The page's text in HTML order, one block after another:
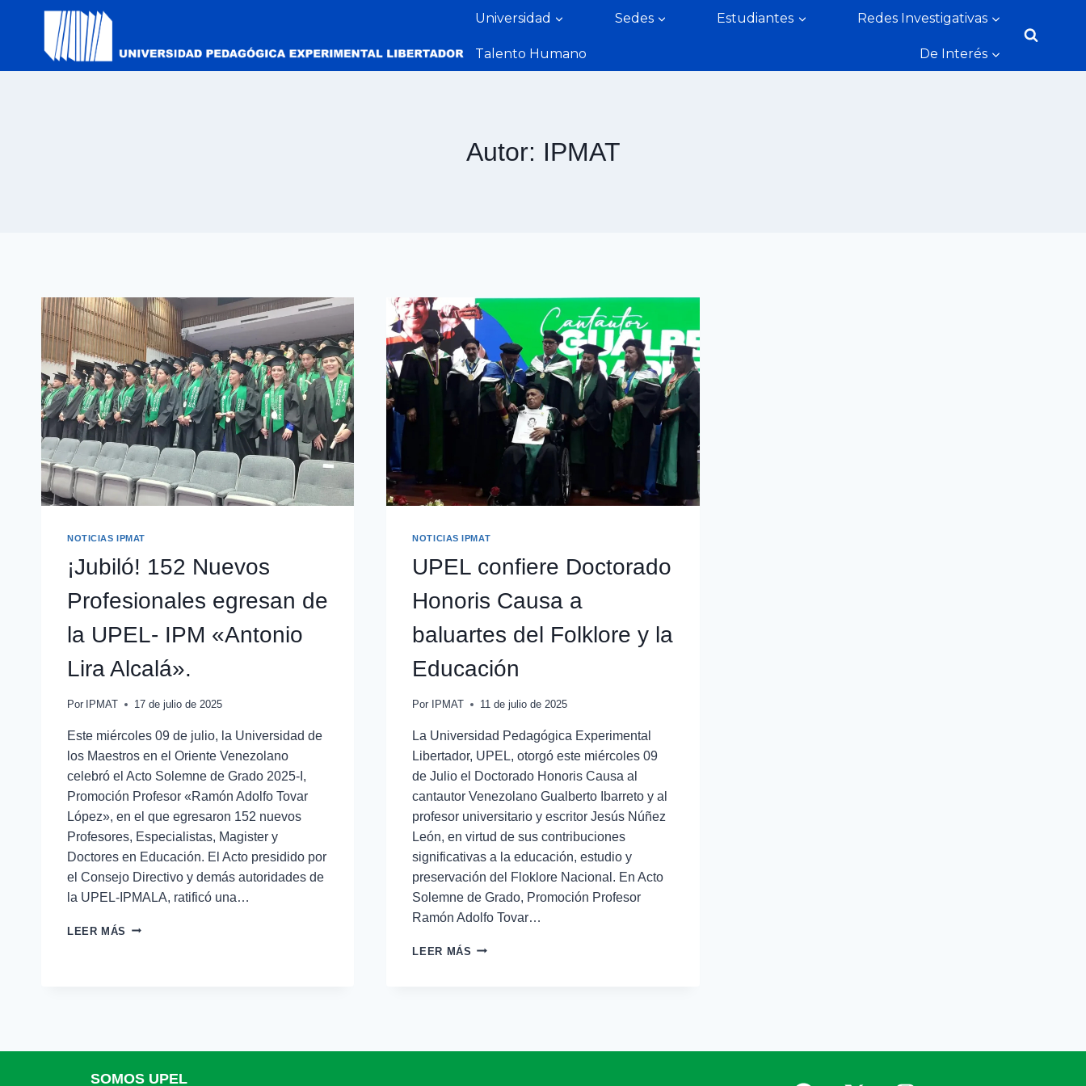
Universidad Sedes Estudiantes Redes Investigativas
Talento Humano De Interés
Autor: IPMAT
NOTICIAS IPMAT
¡Jubiló! 152 Nuevos
Profesionales egresan de
la UPEL- IPM «Antonio
Lira Alcalá».
Por IPMAT 17 de julio de 2025
Este miércoles 09 de julio, la Universidad de
los Maestros en el Oriente Venezolano
celebró el Acto Solemne de Grado 2025-I,
Promoción Profesor «Ramón Adolfo Tovar
López», en el que egresaron 152 nuevos
Profesores, Especialistas, Magister y
Doctores en Educación. El Acto presidido por
el Consejo Directivo y demás autoridades de
la UPEL-IPMALA, ratificó una…
LEER MÁS
NOTICIAS IPMAT
UPEL confiere Doctorado
Honoris Causa a
baluartes del Folklore y la
Educación
Por IPMAT 11 de julio de 2025
La Universidad Pedagógica Experimental
Libertador, UPEL, otorgó este miércoles 09
de Julio el Doctorado Honoris Causa al
cantautor Venezolano Gualberto Ibarreto y al
profesor universitario y escritor Jesús Núñez
León, en virtud de sus contribuciones
significativas a la educación, estudio y
preservación del Floklore Nacional. En Acto
Solemne de Grado, Promoción Profesor
Ramón Adolfo Tovar…
LEER MÁS
SOMOS UPEL